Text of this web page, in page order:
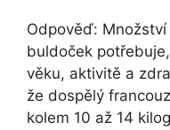
Odpověď:
buldoček
věku, aktivitě a
že dospělý
kolem 10 až 14